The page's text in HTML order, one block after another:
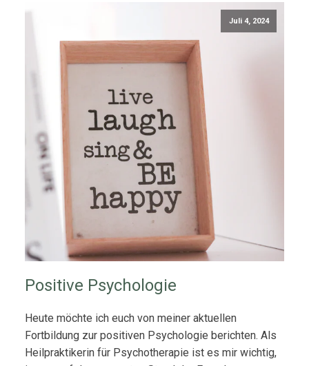
Juli 4, 2024
Positive Psychologie
Heute möchte ich euch von meiner aktuellen
Fortbildung zur positiven Psychologie berichten. Als
Heilpraktikerin für Psychotherapie ist es mir wichtig,